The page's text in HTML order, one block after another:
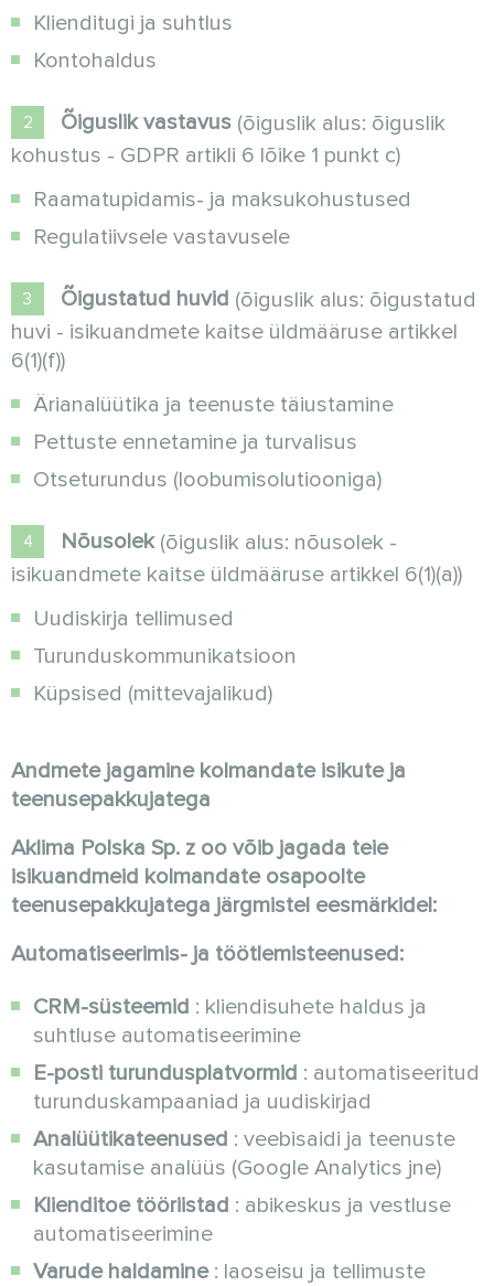
Klienditugi ja suhtlus
Kontohaldus
Õiguslik vastavus (õiguslik alus: õiguslik
kohustus - GDPR artikli 6 lõike 1 punkt c)
Raamatupidamis- ja maksukohustused
Regulatiivsele vastavusele
Õigustatud huvid (õiguslik alus: õigustatud
huvi - isikuandmete kaitse üldmääruse artikkel
6(1)(f))
Ärianalüütika ja teenuste täiustamine
Pettuste ennetamine ja turvalisus
Otseturundus (loobumisolutiooniga)
Nõusolek(õiguslik alus: nõusolek -
isikuandmete kaitse üldmääruse artikkel 6(1)(a))
Uudiskirja tellimused
Turunduskommunikatsioon
Küpsised (mittevajalikud)
Andmete jagamine kolmandate isikute ja
teenusepakkujatega
Aklima Polska Sp. z oo võib jagada teie
isikuandmeid kolmandate osapoolte
teenusepakkujatega järgmistel eesmärkidel:
Automatiseerimis- ja töötlemisteenused:
CRM-süsteemid : kliendisuhete haldus ja
suhtluse automatiseerimine
E-posti turundusplatvormid : automatiseeritud
turunduskampaaniad ja uudiskirjad
Analüütikateenused : veebisaidi ja teenuste
kasutamise analüüs (Google Analytics jne)
Klienditoe tööriistad : abikeskus ja vestluse
automatiseerimine
Varude haldamine: laoseisu ja tellimuste